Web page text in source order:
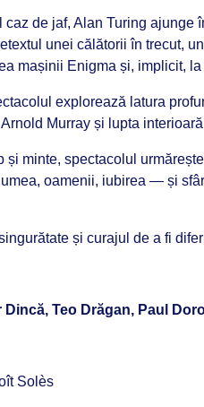
caz de jaf, Alan Turing ajunge
unei călătorii în trecut,
mașinii Enigma și, implicit,
explorează latura
Murray și lupta
și minte, spectacolul
oamenii, iubirea — și
și curajul de a fi
Teo Drăgan, Paul
Solès